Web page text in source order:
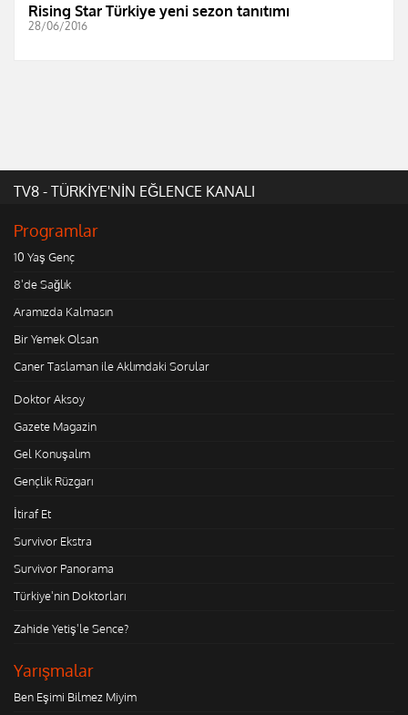
Rising Star Türkiye yeni sezon tanıtımı
28/06/2016
TV8 - TÜRKİYE'NİN EĞLENCE KANALI
Programlar
10 Yaş Genç
8'de Sağlık
Aramızda Kalmasın
Bir Yemek Olsan
Caner Taslaman ile Aklımdaki Sorular
Doktor Aksoy
Gazete Magazin
Gel Konuşalım
Gençlik Rüzgarı
İtiraf Et
Survivor Ekstra
Survivor Panorama
Türkiye'nin Doktorları
Zahide Yetiş'le Sence?
Yarışmalar
Ben Eşimi Bilmez Miyim